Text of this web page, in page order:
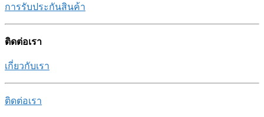
การรับประกันสินค้า
ติดต่อเรา
เกี่ยวกับเรา
ติดต่อเรา